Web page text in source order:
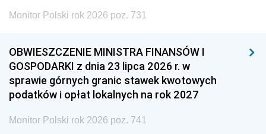
Monitor Polski rok 2026 poz. 731
OBWIESZCZENIE MINISTRA FINANSÓW I
GOSPODARKI z dnia 23 lipca 2026 r. w
sprawie górnych granic stawek kwotowych
podatków i opłat lokalnych na rok 2027
Monitor Polski rok 2026 poz. 741